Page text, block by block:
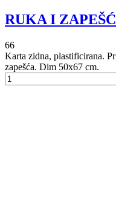
RUKA I
66
Karta zidna, plastificirana.
zapešća. Dim 50x67 cm.